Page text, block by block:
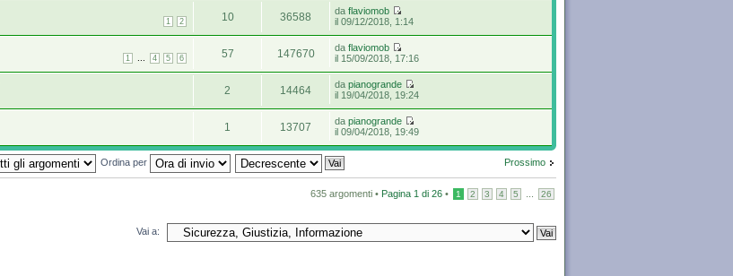
1 2 10 36588 daflaviomob
il 09/12/2018, 1:14
1 4 5 6 57 147670 daflaviomob
il 15/09/2018, 17:16
2 14464 dapianogrande
il 19/04/2018, 19:24
1 13707 dapianogrande
il 09/04/2018, 19:49
Prossimo
Ordina per
635 argomenti • Pagina 1 di 26 • 1 2 3 4 5 26
Vai a: